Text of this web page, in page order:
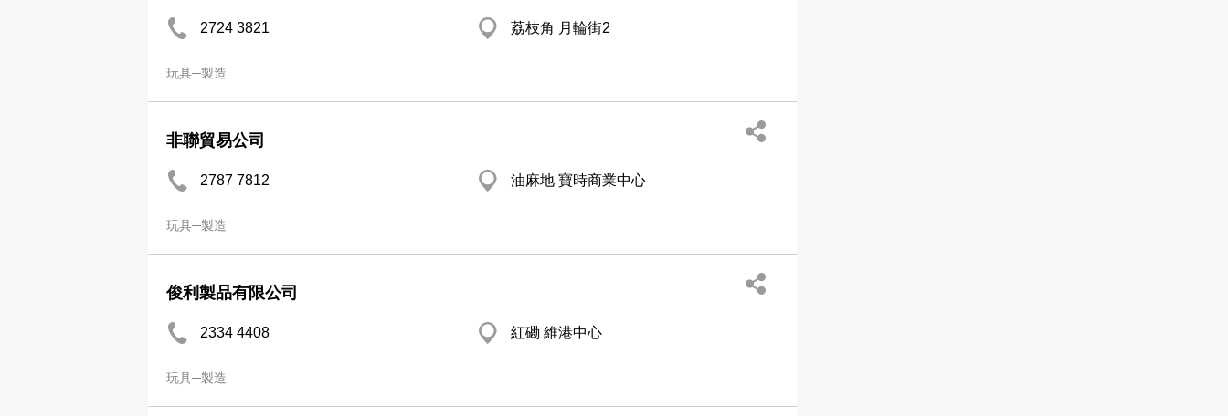
2724 3821 荔枝角 月輪街2
玩具─製造
非聯貿易公司
2787 7812 油麻地 寶時商業中心
玩具─製造
俊利製品有限公司
2334 4408 紅磡 維港中心
玩具─製造